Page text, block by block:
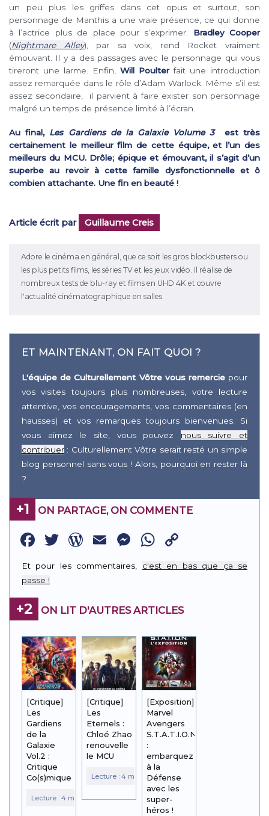
un peu plus les griffes dans cet opus et surtout, son
personnage de Manthis a une vraie présence, ce qui donne
à l’actrice plus de place pour s’exprimer. Bradley Cooper
(Nightmare Alley), par sa voix, rend Rocket vraiment
émouvant. Il y a des passages avec le personnage qui vous
tireront une larme. Enfin, Will Poulterfait une introduction
assez remarquée dans le rôle d’Adam Warlock. Même s’il est
assez secondaire, il parvient à faire exister son personnage
malgré un temps de présence limité à l’écran.
Au final, Les Gardiens de la Galaxie Volume 3
est très
certainement le meilleur film de cette équipe, et l’un des
meilleurs du MCU. Drôle; épique et émouvant, il s’agit d’un
superbe au revoir à cette famille dysfonctionnelle et ô
combien attachante. Une fin en beauté !
Article écrit par Guillaume Creis
Adore le cinéma en général, que ce soit les gros blockbusters ou
les plus petits films, les séries TV et les jeux vidéo. Il réalise de
nombreux tests de blu-ray et films en UHD 4K et couvre
l'actualité cinématographique en salles.
ET MAINTENANT, ON FAIT QUOI ?
L'équipe de Culturellement Vôtre vous remerciepour
vos visites toujours plus nombreuses, votre lecture
attentive, vos encouragements, vos commentaires (en
hausses) et vos remarques toujours bienvenues. Si
vous aimez le site, vous pouvez nous suivre et
contribuer : Culturellement Vôtre serait resté un simple
blog personnel sans vous ! Alors, pourquoi en rester là
?
+1 ON PARTAGE, ON COMMENTE
Facebook
Twitter
WordPress
EmailMessenger
WhatsApp
Link
Et pour les commentaires, c'est en bas que ça se
passe !
+2 ON LIT D'AUTRES ARTICLES
[Critique]
Les
Gardiens
de la
Galaxie
Vol.2 :
Critique
Co(s)mique
[Critique]
Les
Eternels :
Chloé Zhao
renouvelle
le MCU
[Exposition]
Marvel
Avengers
S.T.A.T.I.O.N.
:
embarquez
à la
Défense
avec les
super-
héros !